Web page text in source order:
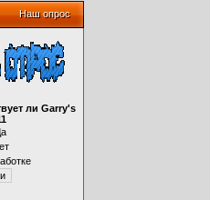
Наш опрос
ли Garry's